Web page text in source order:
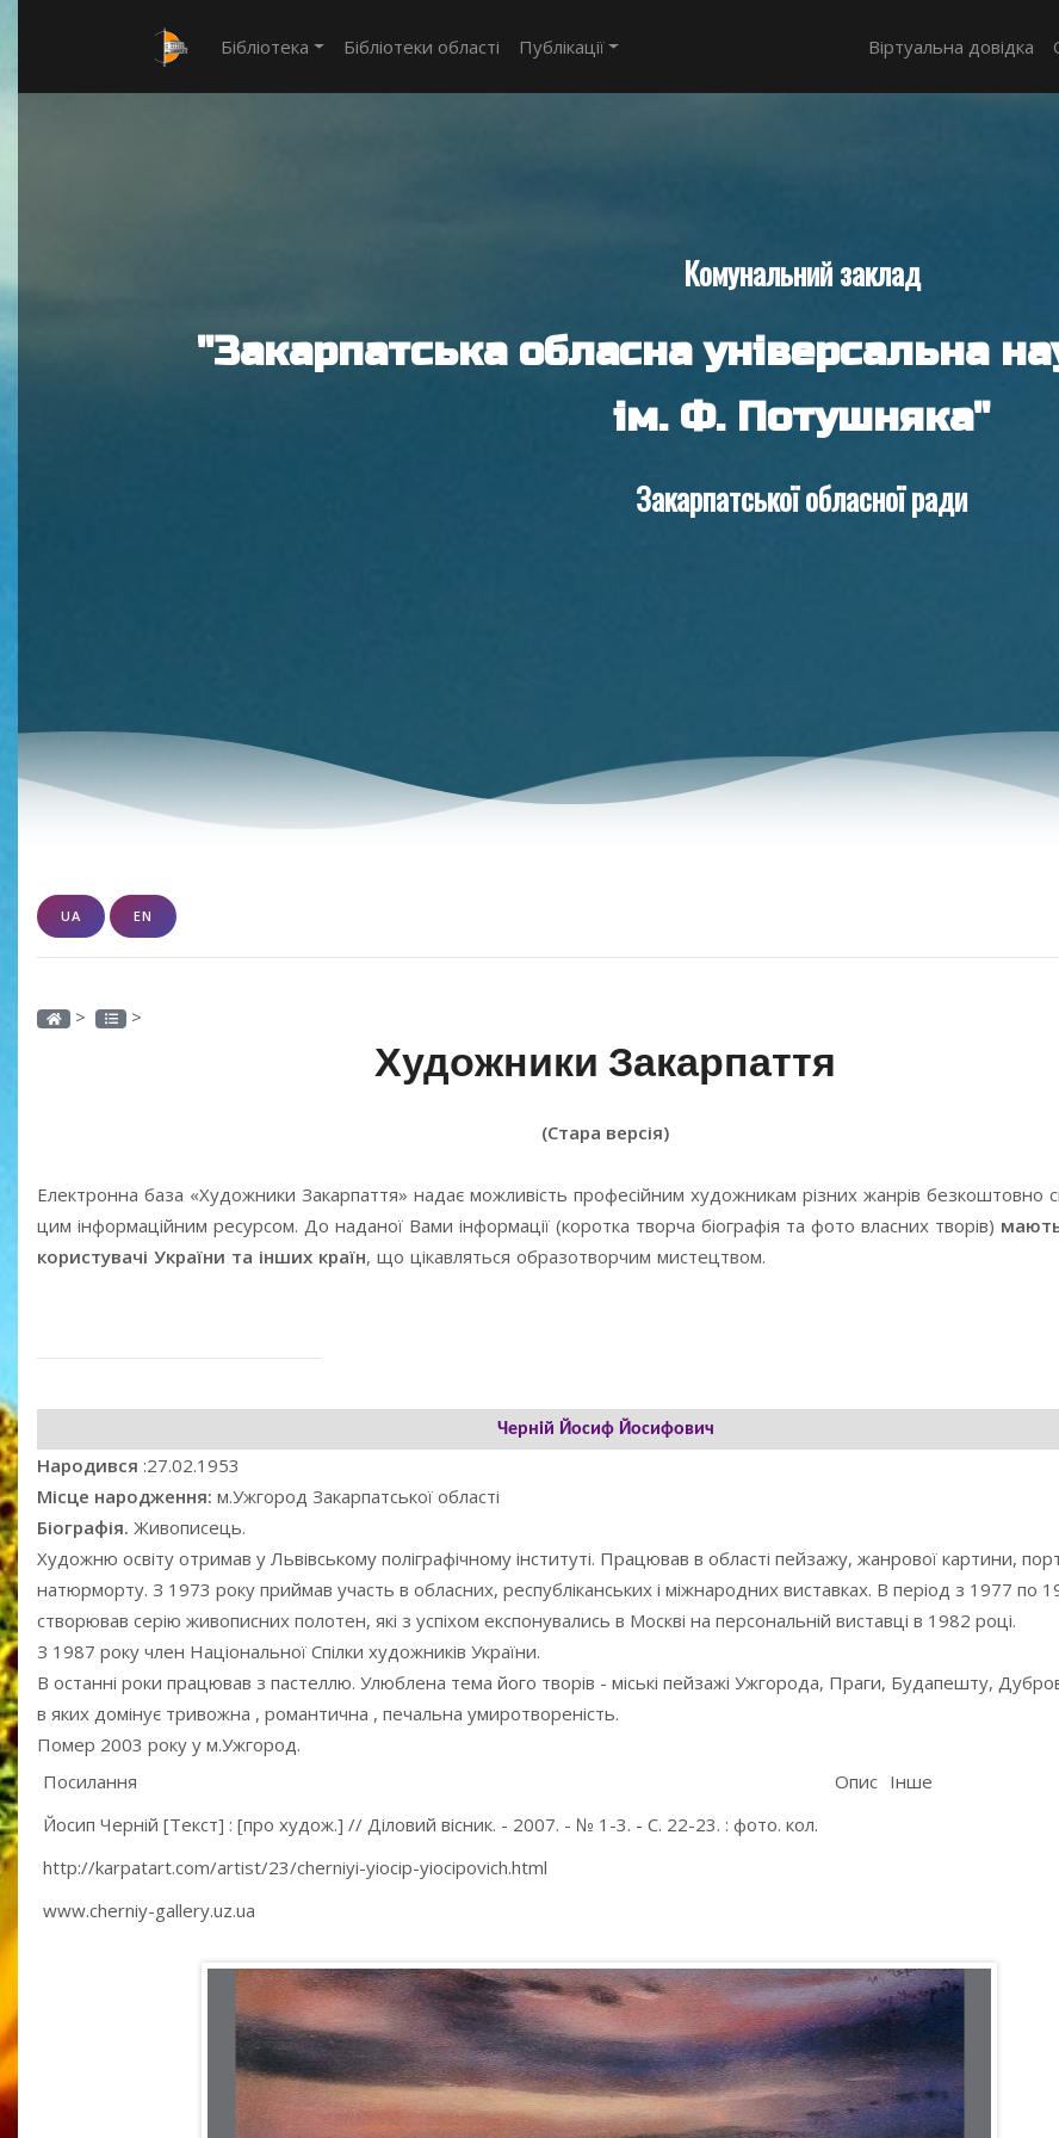
Бібліотека Бібліотеки області Публікації Віртуальна довідка
Комунальний заклад
"Закарпатська обласна універсальна
ім. Ф. Потушняка"
Закарпатської обласної ради
UA EN
> >
Художники Закарпаття
(Стара версія)
Електронна база «Художники Закарпаття» надає можливість професійним художникам різних жанрів безкоштовно
цим інформаційним ресурсом. До наданої Вами інформації (коротка творча біографія та фото власних творів)
користувачі України та інших країн, що цікавляться образотворчим мистецтвом.
Черній Йосиф Йосифович
Народився :27.02.1953
Місце народження: м.Ужгород Закарпатської області
Біографія. Живописець.
Художню освіту отримав у Львівському поліграфічному інституті. Працював в області пейзажу, жанрової картини,
натюрморту. З 1973 року приймав участь в обласних, республіканських і міжнародних виставках. В період з 1977 по
створював серію живописних полотен, які з успіхом експонувались в Москві на персональній виставці в 1982 році.
З 1987 року член Національної Спілки художників України.
В останні роки працював з пастеллю. Улюблена тема його творів - міські пейзажі Ужгорода, Праги, Будапешту,
в яких домінує тривожна , романтична , печальна умиротвореність.
Помер 2003 року у м.Ужгород.
Посилання
Опис Інше
Йосип Черній [Текст] : [про худож.] // Діловий вісник. - 2007. - № 1-3. - С. 22-23. : фото. кол.
http://karpatart.com/artist/23/cherniyi-yiocip-yiocipovich.html
www.cherniy-gallery.uz.ua